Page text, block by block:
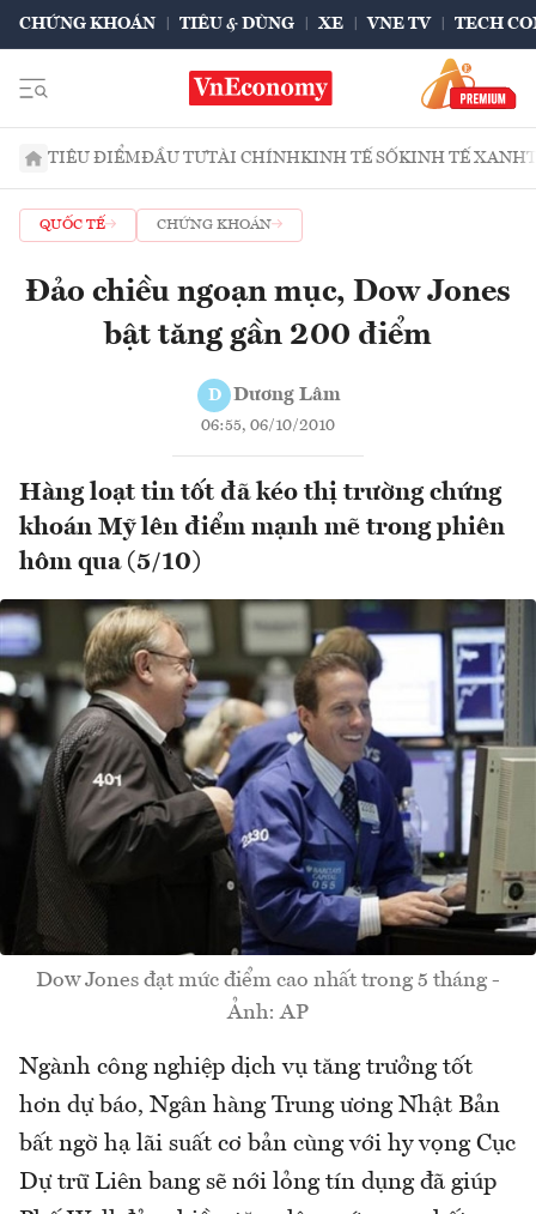
CHỨNG KHOÁN TIÊU & DÙNG XE VNE TV TECH
TIÊU ĐIỂMĐẦU TƯTÀI CHÍNHKINH TẾ SỐKINH TẾ XANH
QUỐC TẾ CHỨNG KHOÁN
Đảo chiều ngoạn mục, Dow Jones
bật tăng gần 200 điểm
D Dương Lâm
06:55, 06/10/2010
Hàng loạt tin tốt đã kéo thị trường chứng
khoán Mỹ lên điểm mạnh mẽ trong phiên
hôm qua (5/10)
Dow Jones đạt mức điểm cao nhất trong 5 tháng -
Ảnh: AP
Ngành công nghiệp dịch vụ tăng trưởng tốt
hơn dự báo, Ngân hàng Trung ương Nhật Bản
bất ngờ hạ lãi suất cơ bản cùng với hy vọng Cục
Dự trữ Liên bang sẽ nới lỏng tín dụng đã giúp